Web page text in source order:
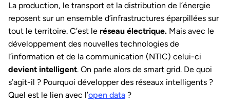
La production, le transport et la distribution de l’énergie
reposent sur un ensemble d’infrastructures éparpillées sur
tout le territoire. C’est le réseau électrique. Mais avec le
développement des nouvelles technologies de
l’information et de la communication (NTIC) celui-ci
devient intelligent. On parle alors de smart grid. De quoi
s’agit-il ? Pourquoi développer des réseaux intelligents ?
Quel est le lien avec l’open data ?